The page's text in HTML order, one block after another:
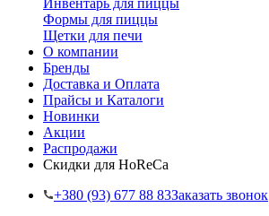
Формы для пиццы
Щетки для печи
О компании
Бренды
Доставка и Оплата
Прайсы и Каталоги
Новинки
Акции
Распродажи
Скидки для HoReCa
+38‎0 (93) 677 88 83Заказать звонок